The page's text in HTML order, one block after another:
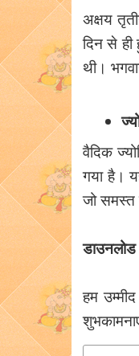
अक्षय
दिन से
थी।
वैदिक
गया है।
जो समस्त
हम